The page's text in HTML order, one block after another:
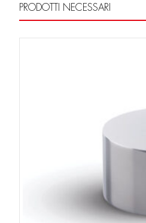
PRODOTTI NECESSARI